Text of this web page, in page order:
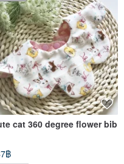
cat 360 degree flower bib
฿